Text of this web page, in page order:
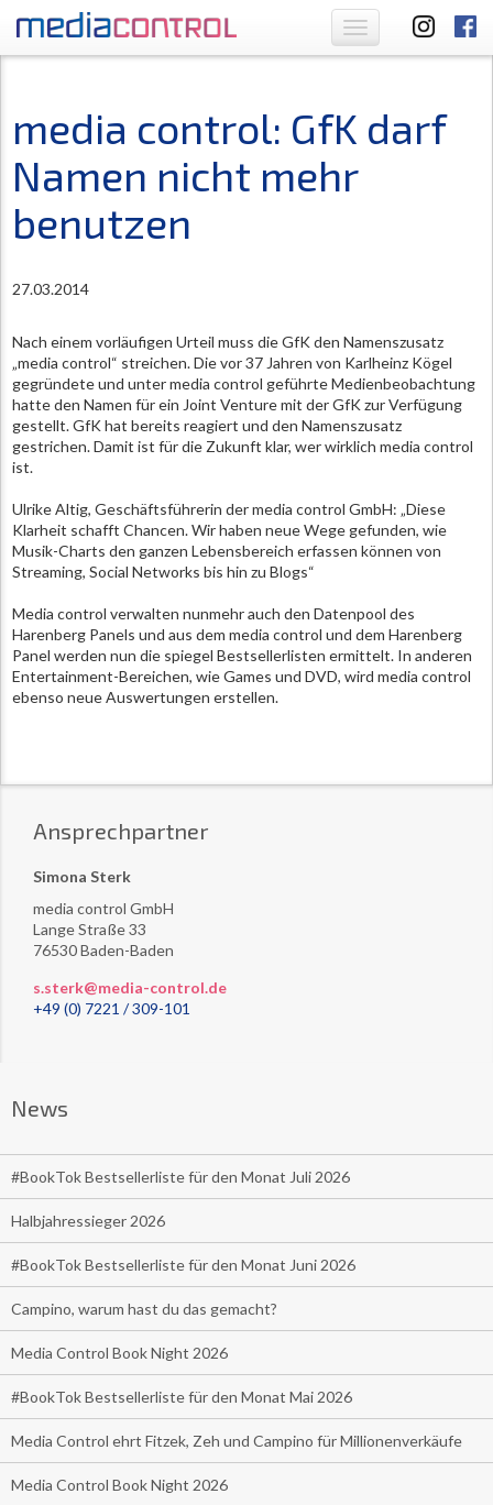
Toggle
navigation
media control: GfK darf
Namen nicht mehr
benutzen
27.03.2014
Nach einem vorläufigen Urteil muss die GfK den Namenszusatz
„media control“ streichen. Die vor 37 Jahren von Karlheinz Kögel
gegründete und unter media control geführte Medienbeobachtung
hatte den Namen für ein Joint Venture mit der GfK zur Verfügung
gestellt. GfK hat bereits reagiert und den Namenszusatz
gestrichen. Damit ist für die Zukunft klar, wer wirklich media control
ist.
Ulrike Altig, Geschäftsführerin der media control GmbH: „Diese
Klarheit schafft Chancen. Wir haben neue Wege gefunden, wie
Musik-Charts den ganzen Lebensbereich erfassen können von
Streaming, Social Networks bis hin zu Blogs“
Media control verwalten nunmehr auch den Datenpool des
Harenberg Panels und aus dem media control und dem Harenberg
Panel werden nun die spiegel Bestsellerlisten ermittelt. In anderen
Entertainment-Bereichen, wie Games und DVD, wird media control
ebenso neue Auswertungen erstellen.
Ansprechpartner
Simona Sterk
media control GmbH
Lange Straße 33
76530 Baden-Baden
s.sterk@media-control.de
+49 (0) 7221 / 309-101
News
#BookTok Bestsellerliste für den Monat Juli 2026
Halbjahressieger 2026
#BookTok Bestsellerliste für den Monat Juni 2026
Campino, warum hast du das gemacht?
Media Control Book Night 2026
#BookTok Bestsellerliste für den Monat Mai 2026
Media Control ehrt Fitzek, Zeh und Campino für Millionenverkäufe
Media Control Book Night 2026